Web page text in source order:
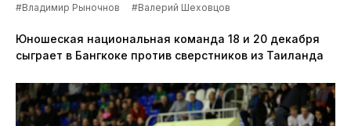
#Владимир Рыночнов
#Валерий Шеховцов
Юношеская национальная команда 18 и 20 декабря
сыграет в Бангкоке против сверстников из Таиланда